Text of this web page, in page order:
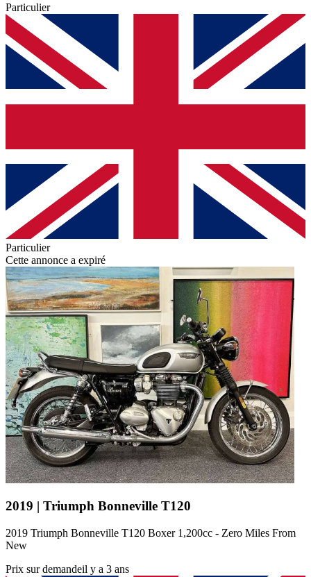
Particulier
Particulier
Cette annonce a expiré
2019 | Triumph Bonneville T120
2019 Triumph Bonneville T120 Boxer 1,200cc - Zero Miles From
New
Prix sur demandeil y a 3 ans